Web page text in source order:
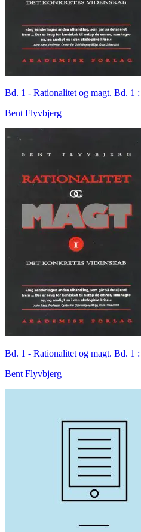
Bd. 1 - Rationalitet og magt. Bd. 1
Bent Flyvbjerg
Bd. 1 - Rationalitet og magt. Bd. 1
Bent Flyvbjerg